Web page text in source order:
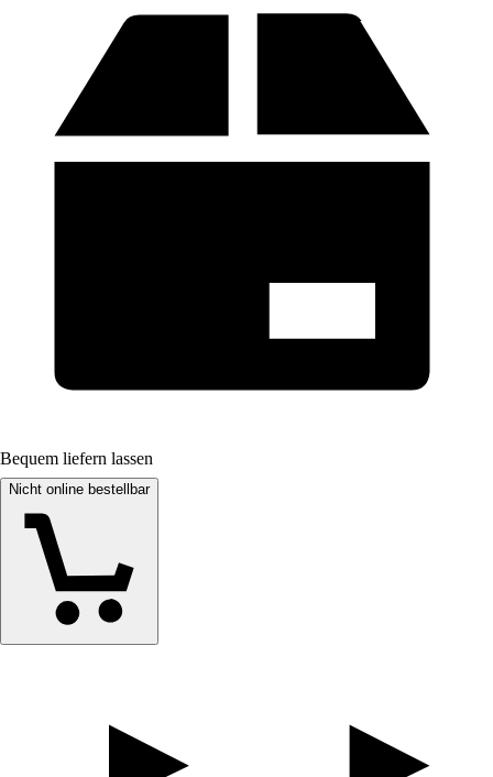
Bequem liefern lassen
Nicht online bestellbar